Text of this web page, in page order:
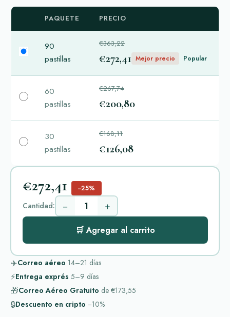
PAQUETE PRECIO
90
pastillas
€363,22
€272,41 Mejor precio Popular
60
pastillas
€267,74
€200,80
30
pastillas
€168,11
€126,08
€272,41 −25%
Cantidad: − +
🛒 Agregar al carrito
✈️Correo aéreo 14–21 días
⚡Entrega exprés 5–9 días
🎁Correo Aéreo Gratuito de €173,55
🔒Descuento en cripto −10%